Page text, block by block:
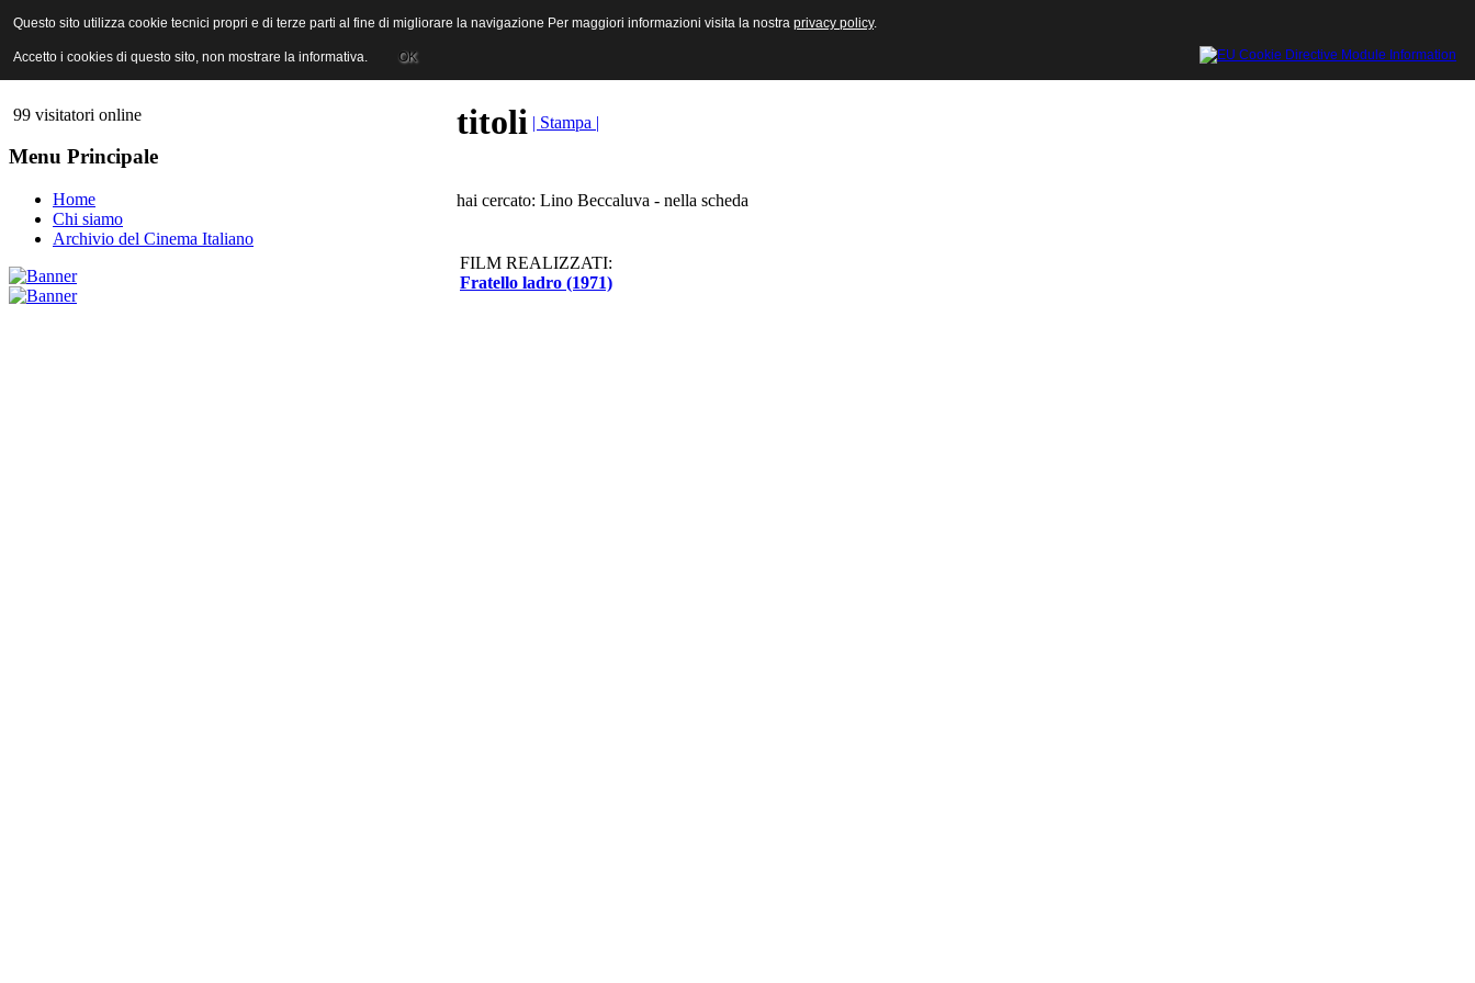
ANICA | Associazione Nazionale Industrie Cinematografiche Audiovisive e Multimediali
99 visitatori online
Menu Principale
Home
Chi siamo
Archivio del Cinema Italiano
titoli | Stampa |
hai cercato: Lino Beccaluva - nella scheda
FILM REALIZZATI:
Fratello ladro (1971)
Questo sito utilizza cookie tecnici propri e di terze parti al fine di migliorare la navigazione Per maggiori informazioni visita la nostra privacy policy.
Accetto i cookies di questo sito, non mostrare la informativa. OK
Questo sito utilizza cookie tecnici propri e di terze parti al fine di migliorare la navigazione Per maggiori informazioni visita la nostra privacy policy.
Accetto i cookies di questo sito, non mostrare la informativa. OK